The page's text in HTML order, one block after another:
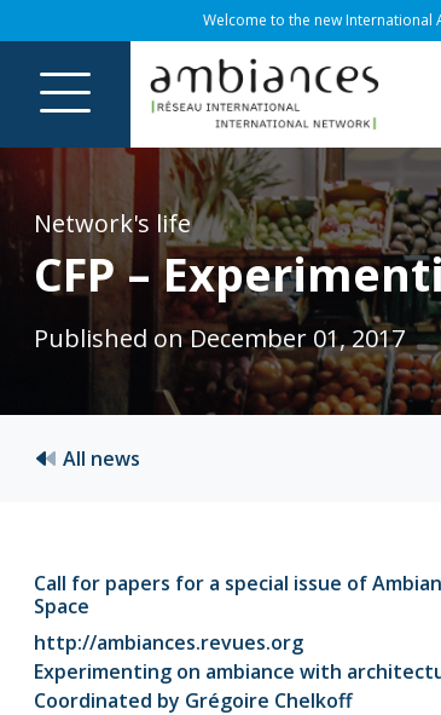
Welcome to the new International
Network's life
CFP –
Published on December 01, 2017
All news
Call for papers for a special issue of
Space
http://ambiances.revues.org
Experimenting on ambiance with
Coordinated by Grégoire Chelkoff